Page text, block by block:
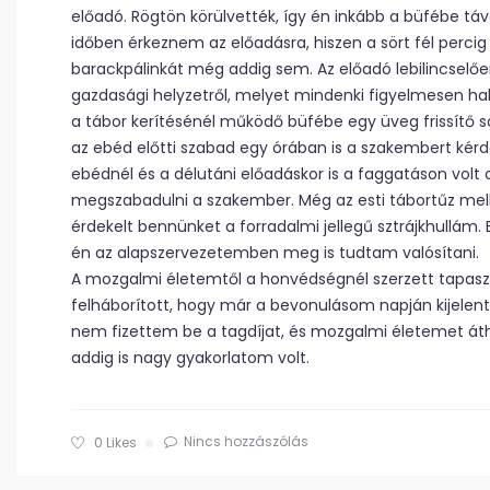
előadó. Rögtön körülvették, így én inkább a büfébe
időben érkeznem az előadásra, hiszen a sört fél
barackpálinkát még addig sem. Az előadó
gazdasági helyzetről, melyet mindenki figyelmesen
a tábor kerítésénél működő büfébe egy üveg frissítő
az ebéd előtti szabad egy órában is a szakembert
ebédnél és a délutáni előadáskor is a faggatáson
megszabadulni a szakember. Még az esti tábortűz
érdekelt bennünket a forradalmi jellegű
én az alapszervezetemben meg is tudtam valósítani.
A mozgalmi életemtől a honvédségnél szerzett
felháborított, hogy már a bevonulásom napján
nem fizettem be a tagdíjat, és mozgalmi életemet
addig is nagy gyakorlatom volt.
0 Likes Nincs hozzászólás